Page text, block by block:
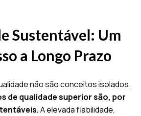
Sustentável: Um
a Longo Prazo
não são conceitos isolados.
de qualidade superior são, por
A elevada fiabilidade,